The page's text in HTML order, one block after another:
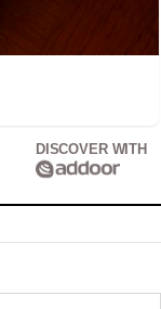
DISCOVER WITH